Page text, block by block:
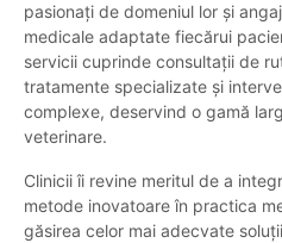
pasionați de domeniul lor și
medicale adaptate fiecărui
servicii cuprinde consultații de
tratamente specializate și
complexe, deservind o gamă
veterinare.
Clinicii îi revine meritul de a
metode inovatoare în practica
găsirea celor mai adecvate